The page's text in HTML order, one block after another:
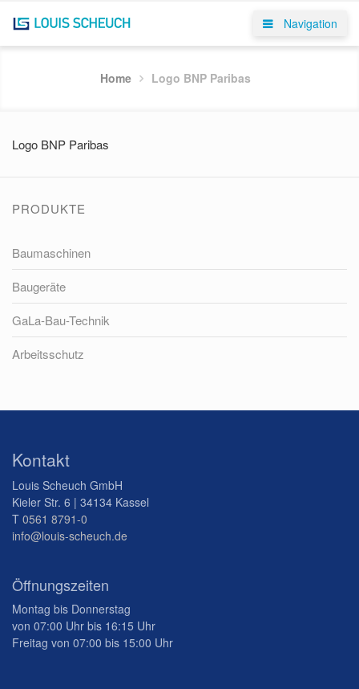
Navigation
Home Logo BNP Paribas
Logo BNP Paribas
PRODUKTE
Baumaschinen
Baugeräte
GaLa-Bau-Technik
Arbeitsschutz
Kontakt
Louis Scheuch GmbH
Kieler Str. 6 | 34134 Kassel
T 0561 8791-0
info@louis-scheuch.de
Öffnungszeiten
Montag bis Donnerstag
von 07:00 Uhr bis 16:15 Uhr
Freitag von 07:00 bis 15:00 Uhr